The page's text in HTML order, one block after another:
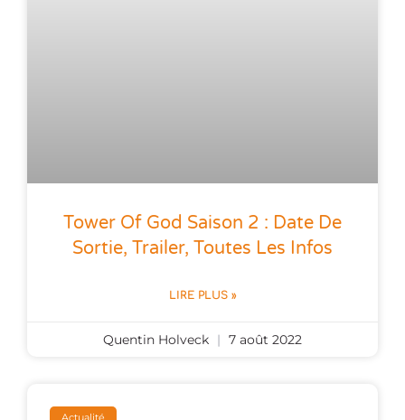
Tower Of God Saison 2 : Date De
Sortie, Trailer, Toutes Les Infos
LIRE PLUS »
Quentin Holveck 7 août 2022
Actualité